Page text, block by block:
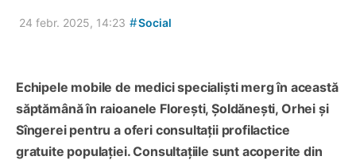
24 febr. 2025, 14:23 #Social
Echipele mobile de medici specialiști merg în această
săptămână în raioanele Florești, Șoldănești, Orhei și
Sîngerei pentru a oferi consultații profilactice
gratuite populației. Consultațiile sunt acoperite din